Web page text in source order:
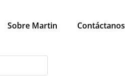
Sobre Martin Contáctanos